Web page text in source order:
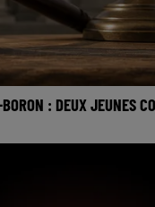
: DEUX JEUNES